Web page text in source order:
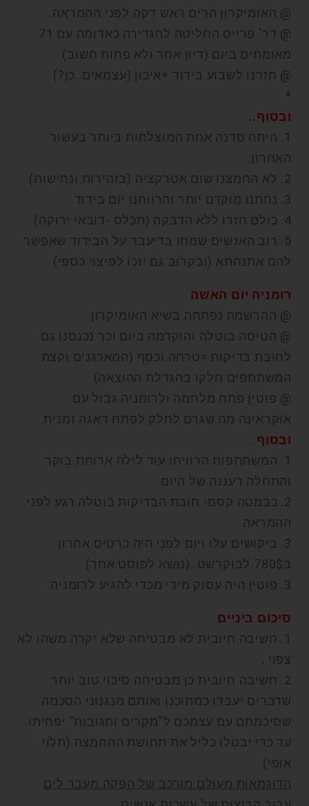
@ האומיקרון הרים ראש דקה לפני ההמראה.
@ דר' פרייס החליטה להגדירה כאדומה עם 71
מאומתים ביום (דיון אחר ולא פחות חשוב)
@ חזרנו לשבוע בידוד +איכון (עצמאים..כן?)
*
ובסוף..
1. היתה סדנה אחת המוצלחות ביותר בעשור
האחרון.
2. לא החמצנו שום אטרקציה (בזהירות ונחישות)
3. נחתנו מוקדם יותר והרווחנו יום בידוד.
4. כולם חזרו ללא הדבקה (תכלס -דובאי ירוקה)
5. רוב האנשים שמחו בדיעבד על הבידוד שאפשר
להם אתנחתא (ובקרוב גם יזכו לפיצוי כספי)
רומניה יום האשה
@ ההרשמה נפתחה בשיא האומיקרון
@ הטיסה בוטלה והוקדמה ביום וכך נכנסנו גם
לחובת בדיקות =טרחה וכסף (המארגנים וקצת
המשתתפים חלקו בהגדלת ההוצאה)
@ פוטין פתח מלחמה ולרומניה גבול עם
אוקראינה מה שגרם לחלק לפתח דאגה זמנית.
ובסוף
1. המשתתפות הרוויחו עוד לילה ארוחת בוקר
והתחלה רעננה של היום
2. כבמטה קסם- חובת הבדיקות בוטלה רגע לפני
ההמראה
3. ביקושים עלו ויום לפני היה כרטיס אחרון
ב780$ לבוקרשט..(נושא לפוסט אחר)
3. פוטין היה עסוק מידי מכדי להגיע לרומניה.
סיכום ביניים
1. חשיבה חיובית לא מבטיחה שלא יקרה משהו לא
צפוי .
2. חשיבה חיובית כן מבטיחה סיכוי טוב יותר
שדברים יעבדו כמתוכנן ואותם מנגנוני הסכמה
שסיכמתם עם עצמכם ל"מקרים ותגובות" יפחיתו
עד כדי יבטלו כליל את תחושת ההחמצה.(תלוי
אופי)
הדוגמאות מעולם מורכב של הפקה מעבר לים